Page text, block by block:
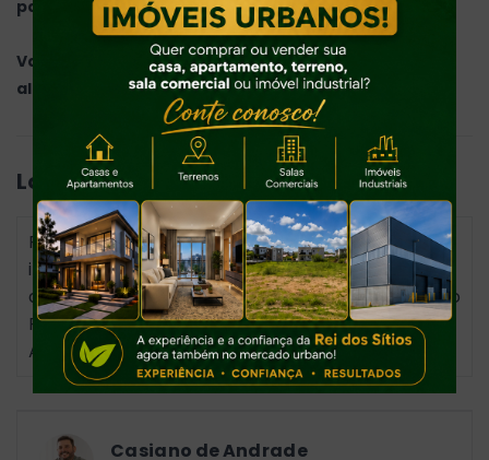
Casiano de Andrade
pagamento, analisa propostas..
Valores, disponibilidade e condições sujeito a
alteração sem aviso prévio.
Localização
Para conhecer a localização do imóvel é
indispensável agendar visita com
acompanhamento do corretor responsável pelo
Fone|Whats (47) 99730-6670 - Constulte -
Apiúna/SC - 89135-000